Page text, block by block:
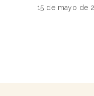
15 de mayo de